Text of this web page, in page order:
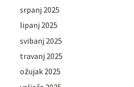
srpanj 2025
lipanj 2025
svibanj 2025
travanj 2025
ožujak 2025